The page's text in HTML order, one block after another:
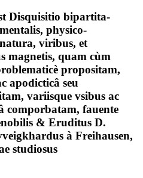
Disquisitio bipartita-
physico-
viribus, et
magnetis, quam cùm
propositam,
apodicticâ seu
variisque vsibus ac
comporbatam, fauente
& Eruditus D.
à Freihausen,
studiosus